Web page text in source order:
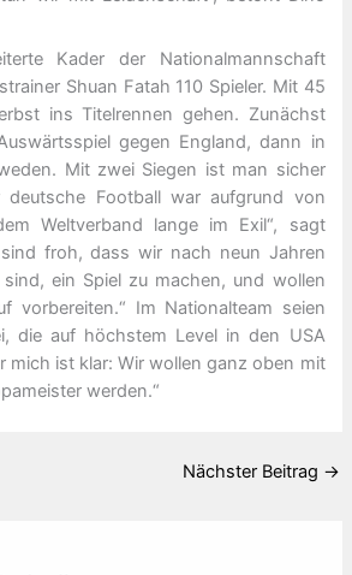
Kader der Nationalmannschaft
Shuan Fatah 110 Spieler. Mit 45
ins Titelrennen gehen. Zunächst
gegen England, dann in
Mit zwei Siegen ist man sicher
deutsche Football war aufgrund von
Weltverband lange im Exil“, sagt
sind froh, dass wir nach neun Jahren
ein Spiel zu machen, und wollen
vorbereiten.“ Im Nationalteam seien
die auf höchstem Level in den USA
mich ist klar: Wir wollen ganz oben mit
werden.“
Nächster Beitrag →